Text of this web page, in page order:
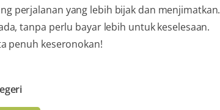
perjalanan yang lebih bijak dan menjimatkan.
tanpa perlu bayar lebih untuk keselesaan.
penuh keseronokan!